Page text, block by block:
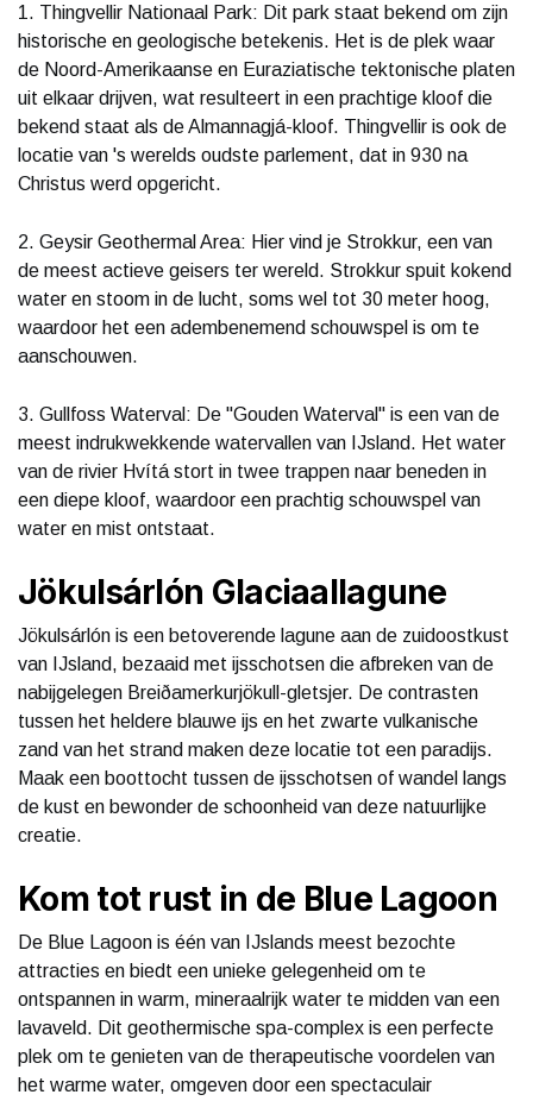
1. Thingvellir Nationaal Park: Dit park staat bekend om zijn
historische en geologische betekenis. Het is de plek waar
de Noord-Amerikaanse en Euraziatische tektonische platen
uit elkaar drijven, wat resulteert in een prachtige kloof die
bekend staat als de Almannagjá-kloof. Thingvellir is ook de
locatie van 's werelds oudste parlement, dat in 930 na
Christus werd opgericht.
2. Geysir Geothermal Area: Hier vind je Strokkur, een van
de meest actieve geisers ter wereld. Strokkur spuit kokend
water en stoom in de lucht, soms wel tot 30 meter hoog,
waardoor het een adembenemend schouwspel is om te
aanschouwen.
3. Gullfoss Waterval: De "Gouden Waterval" is een van de
meest indrukwekkende watervallen van IJsland. Het water
van de rivier Hvítá stort in twee trappen naar beneden in
een diepe kloof, waardoor een prachtig schouwspel van
water en mist ontstaat.
Jökulsárlón Glaciaallagune
Jökulsárlón is een betoverende lagune aan de zuidoostkust
van IJsland, bezaaid met ijsschotsen die afbreken van de
nabijgelegen Breiðamerkurjökull-gletsjer. De contrasten
tussen het heldere blauwe ijs en het zwarte vulkanische
zand van het strand maken deze locatie tot een paradijs.
Maak een boottocht tussen de ijsschotsen of wandel langs
de kust en bewonder de schoonheid van deze natuurlijke
creatie.
Kom tot rust in de Blue Lagoon
De Blue Lagoon is één van IJslands meest bezochte
attracties en biedt een unieke gelegenheid om te
ontspannen in warm, mineraalrijk water te midden van een
lavaveld. Dit geothermische spa-complex is een perfecte
plek om te genieten van de therapeutische voordelen van
het warme water, omgeven door een spectaculair